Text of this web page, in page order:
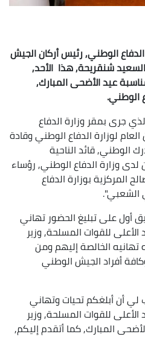
الوطني, رئيس أركان الجيش
شنقريحة, هذا الأحد,
عيد الأضحى المبارك,
جرى بمقر وزارة الدفاع
لوزارة الدفاع الوطني وقادة
قائد الناحية
وزارة الدفاع الوطني, رؤساء
المركزية بوزارة الدفاع
أول على تبليغ الحضور تهاني
للقوات المسلحة, وزير
الخالصة إليهم ومن
أفراد الجيش الوطني
أن أبلغكم تحيات وتهاني
للقوات المسلحة, وزير
المبارك, كما أتقدم إليكم,